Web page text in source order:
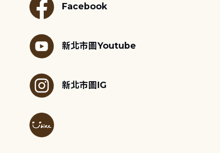
Facebook
新北市圖Youtube
新北市圖IG